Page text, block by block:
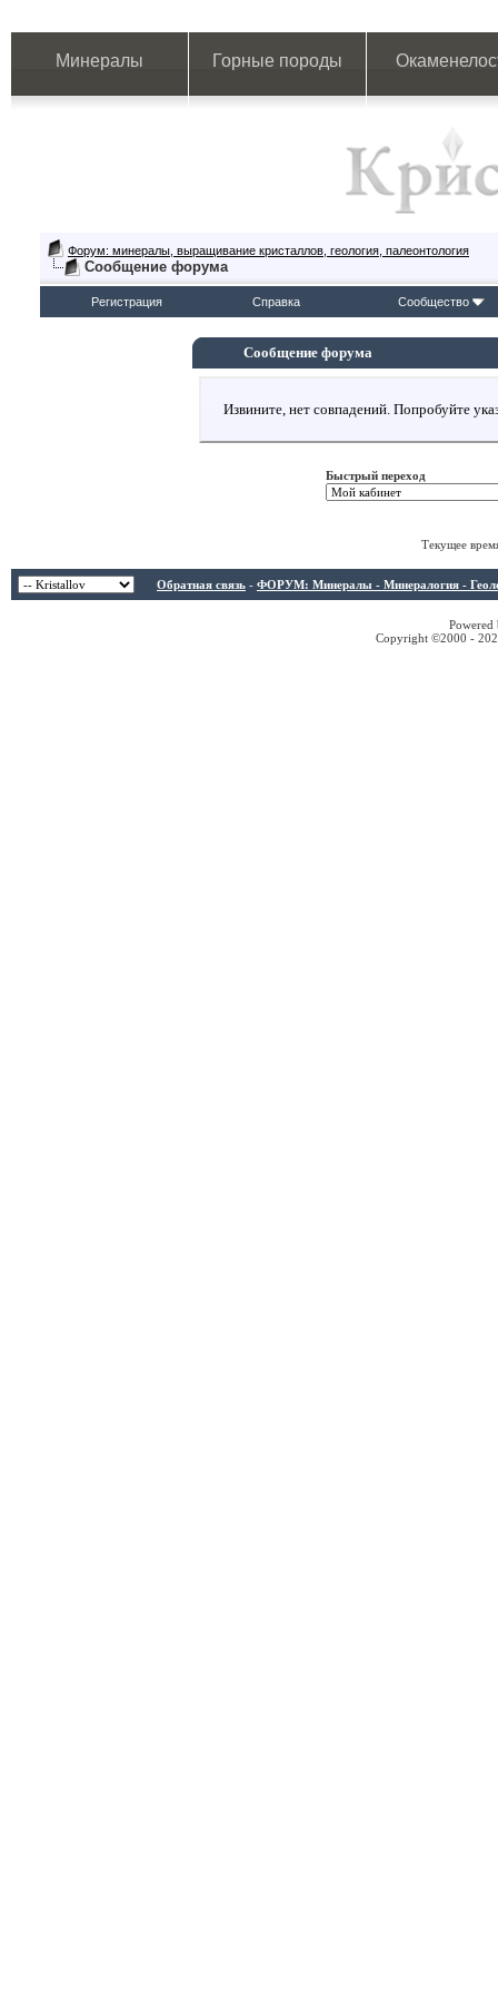
Минералы Горные породы
Форум: минералы, выращивание кристаллов, геология, палеонтология
Сообщение форума
Регистрация Справка Сообщество
Сообщение форума
Извините, нет совпадений. Попробуйте
Быстрый переход
Текущее
Обратная связь - ФОРУМ: Минералы - Минералогия -
Copyright ©2000 -